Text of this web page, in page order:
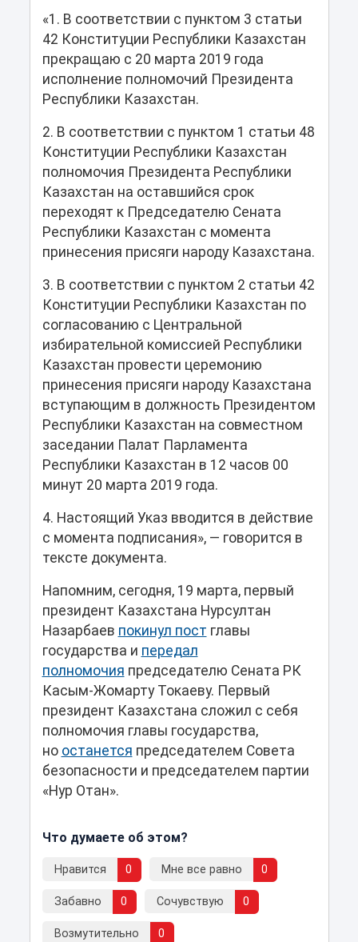
«1. В соответствии с пунктом 3 статьи
42 Конституции Республики Казахстан
прекращаю с 20 марта 2019 года
исполнение полномочий Президента
Республики Казахстан.
2. В соответствии с пунктом 1 статьи 48
Конституции Республики Казахстан
полномочия Президента Республики
Казахстан на оставшийся срок
переходят к Председателю Сената
Республики Казахстан с момента
принесения присяги народу Казахстана.
3. В соответствии с пунктом 2 статьи 42
Конституции Республики Казахстан по
согласованию с Центральной
избирательной комиссией Республики
Казахстан провести церемонию
принесения присяги народу Казахстана
вступающим в должность Президентом
Республики Казахстан на совместном
заседании Палат Парламента
Республики Казахстан в 12 часов 00
минут 20 марта 2019 года.
4. Настоящий Указ вводится в действие
с момента подписания», — говорится в
тексте документа.
Напомним, сегодня, 19 марта, первый
президент Казахстана Нурсултан
Назарбаев покинул пост главы
государства и передал
полномочия председателю Сената РК
Касым-Жомарту Токаеву. Первый
президент Казахстана сложил с себя
полномочия главы государства,
но останется председателем Совета
безопасности и председателем партии
«Нур Отан».
Что думаете об этом?
Нравится 0 Мне все равно 0
Забавно 0 Сочувствую 0
Возмутительно 0